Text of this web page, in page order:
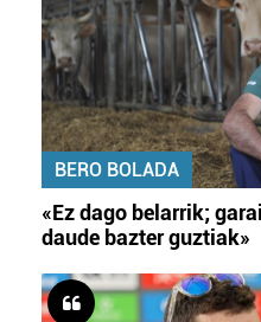
BERO BOLADA
«Ez dago belarrik;
daude bazter guztiak»